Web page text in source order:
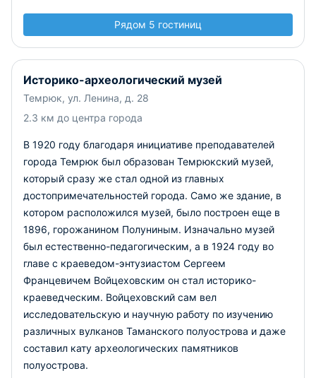
Рядом 5 гостиниц
Историко-археологический музей
Темрюк, ул. Ленина, д. 28
2.3 км до центра города
В 1920 году благодаря инициативе преподавателей
города Темрюк был образован Темрюкский музей,
который сразу же стал одной из главных
достопримечательностей города. Само же здание, в
котором расположился музей, было построен еще в
1896, горожанином Полуниным. Изначально музей
был естественно-педагогическим, а в 1924 году во
главе с краеведом-энтузиастом Сергеем
Францевичем Войцеховским он стал историко-
краеведческим. Войцеховский сам вел
исследовательскую и научную работу по изучению
различных вулканов Таманского полуострова и даже
составил кату археологических памятников
полуострова.